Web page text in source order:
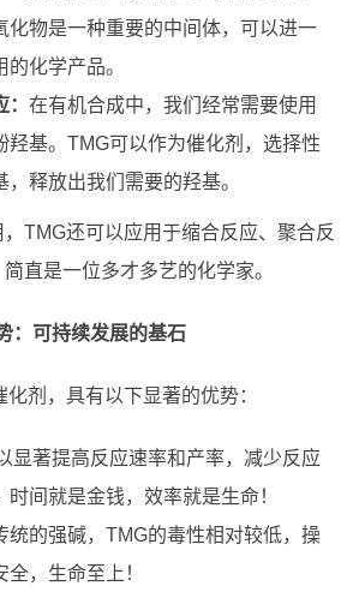
化物是一种重要的中间体，可以进一
化学产品。
在有机合成中，我们经常需要使用
羟基。TMG可以作为催化剂，选择性
释放出我们需要的羟基。
TMG还可以应用于缩合反应、聚合反
直是一位多才多艺的化学家。
：可持续发展的基石
剂，具有以下显著的优势：
显著提高反应速率和产率，减少反应
时间就是金钱，效率就是生命！
统的强碱，TMG的毒性相对较低，操
，生命至上！